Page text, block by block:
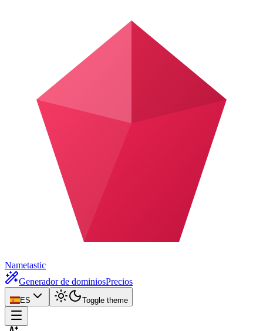
Nametastic
Generador de dominiosPrecios
ES Toggle theme